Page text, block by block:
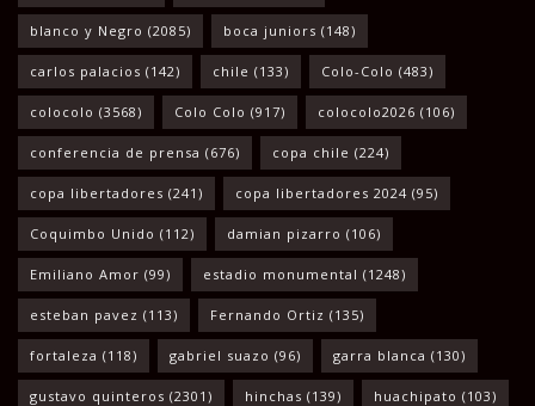
blanco y Negro (2085) boca juniors (148)
carlos palacios (142) chile (133) Colo-Colo (483)
colocolo (3568) Colo Colo (917) colocolo2026 (106)
conferencia de prensa (676) copa chile (224)
copa libertadores (241) copa libertadores 2024 (95)
Coquimbo Unido (112) damian pizarro (106)
Emiliano Amor (99) estadio monumental (1248)
esteban pavez (113) Fernando Ortiz (135)
fortaleza (118) gabriel suazo (96) garra blanca (130)
gustavo quinteros (2301) hinchas (139) huachipato (103)